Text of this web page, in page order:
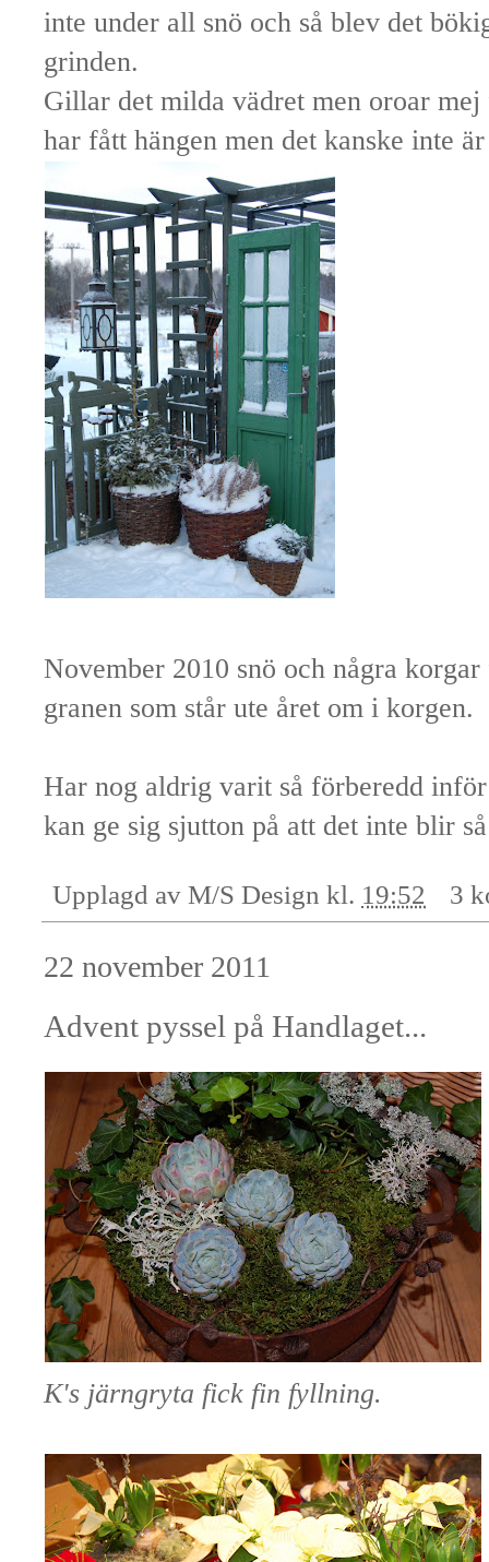
inte under all snö och så blev det
grinden.
Gillar det milda vädret men oroar
har fått hängen men det kanske inte
November 2010 snö och några
granen som står ute året om i korgen.
Har nog aldrig varit så förberedd
kan ge sig sjutton på att det inte blir
Upplagd av M/S Design kl. 19:52 3
22 november 2011
Advent pyssel på Handlaget...
K's järngryta fick fin fyllning.